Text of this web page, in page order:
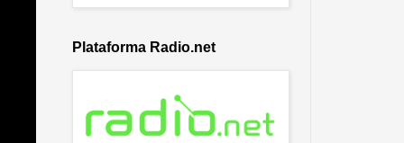
Plataforma Radio.net